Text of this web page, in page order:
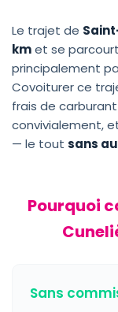
Le trajet de
kmet se
principalement
Covoiturer ce
frais de
convivialement,
— le tout sans
Pourquoi
Sans